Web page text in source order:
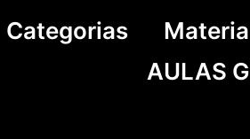
Categorias
AULAS